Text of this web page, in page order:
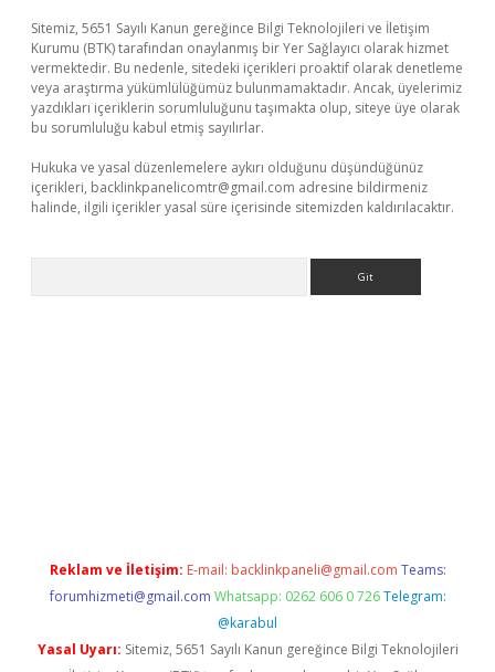
Sitemiz, 5651 Sayılı Kanun gereğince Bilgi Teknolojileri ve İletişim
Kurumu (BTK) tarafından onaylanmış bir Yer Sağlayıcı olarak hizmet
vermektedir. Bu nedenle, sitedeki içerikleri proaktif olarak denetleme
veya araştırma yükümlülüğümüz bulunmamaktadır. Ancak, üyelerimiz
yazdıkları içeriklerin sorumluluğunu taşımakta olup, siteye üye olarak
bu sorumluluğu kabul etmiş sayılırlar.
Hukuka ve yasal düzenlemelere aykırı olduğunu düşündüğünüz
içerikleri, backlinkpanelicomtr@gmail.com adresine bildirmeniz
halinde, ilgili içerikler yasal süre içerisinde sitemizden kaldırılacaktır.
Reklam ve İletişim: E-mail: backlinkpaneli@gmail.com Teams:
forumhizmeti@gmail.com Whatsapp: 0262 606 0 726 Telegram:
@karabul
Yasal Uyarı: Sitemiz, 5651 Sayılı Kanun gereğince Bilgi Teknolojileri